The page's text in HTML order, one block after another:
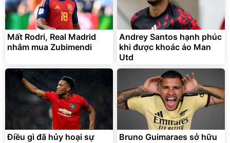
Mất Rodri, Real Madrid
nhắm mua Zubimendi
Andrey Santos hạnh phúc
khi được khoác áo Man
Utd
Điều gì đã hủy hoại sự
Bruno Guimaraes sở hữu